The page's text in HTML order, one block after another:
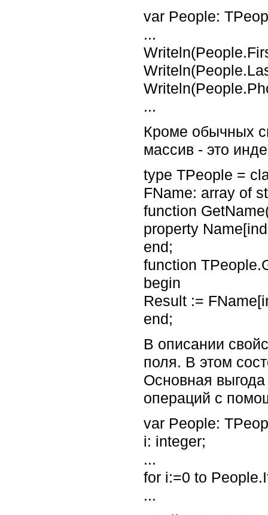
var People:
...
...
Кроме обычных
массив - это
type TPeople =
FName: array of
function
property
end;
function
begin
Result :=
end;
В описании
поля. В этом
Основная
операций с
var People:
i: integer;
...
for i:=0 to
...